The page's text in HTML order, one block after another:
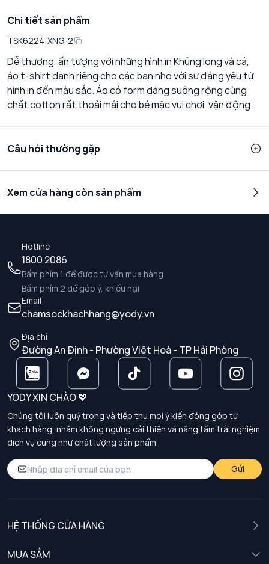
Chi tiết sản phẩm
TSK6224-XNG-2
Dễ thương, ấn tượng với những hình in Khủng long và cá,
áo t-shirt dành riêng cho các bạn nhỏ với sự đáng yêu từ
hình in đến màu sắc. Áo có form dáng suông rộng cùng
chất cotton rất thoải mái cho bé mặc vui chơi, vận động.
Câu hỏi thường gặp
Xem cửa hàng còn sản phẩm
Hotline
1800 2086
Bấm phím 1 để được tư vấn mua hàng
Bấm phím 2 để góp ý, khiếu nại
Email
chamsockhachhang@yody.vn
Địa chỉ
Đường An Định - Phường Việt Hoà - TP Hải Phòng
YODY XIN CHÀO 💖
Chúng tôi luôn quý trọng và tiếp thu mọi ý kiến đóng góp từ
khách hàng, nhằm không ngừng cải thiện và nâng tầm trải nghiệm
dịch vụ cũng như chất lượng sản phẩm.
Gửi
HỆ THỐNG CỬA HÀNG
MUA SẮM